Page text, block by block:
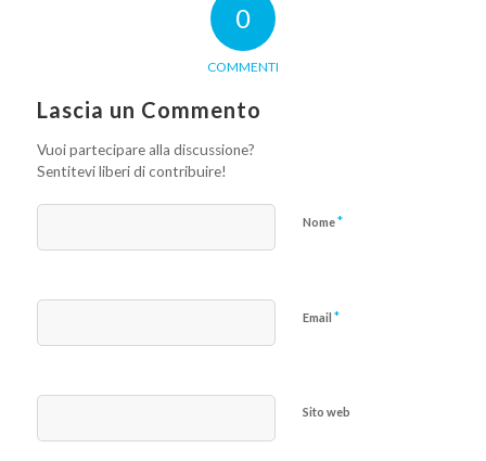
0
COMMENTI
Lascia un Commento
Vuoi partecipare alla discussione?
Sentitevi liberi di contribuire!
Nome*
Email *
Sito web